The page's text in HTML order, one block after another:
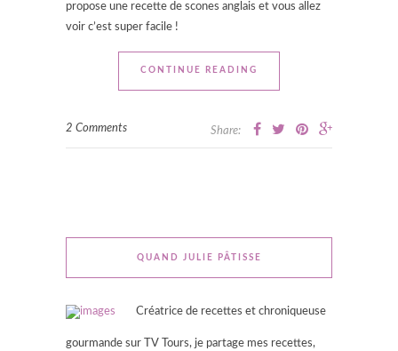
propose une recette de scones anglais et vous allez
voir c’est super facile !
CONTINUE READING
2 Comments Share:
QUAND JULIE PÂTISSE
Créatrice de recettes et chroniqueuse
gourmande sur TV Tours, je partage mes recettes,